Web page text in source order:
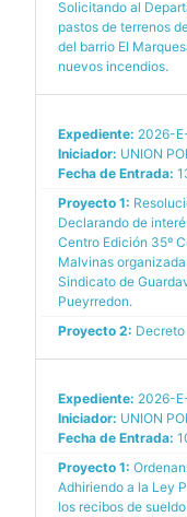
Solicitando al
pastos de terrenos
del barrio El
nuevos incendios.
Expediente: 2026-
Iniciador: UNION
Fecha de Entrada:
Proyecto 1:
Declarando de
Centro Edición 35º
Malvinas
Sindicato de
Pueyrredon.
Proyecto 2: Decreto
Expediente: 2026-
Iniciador: UNION
Fecha de Entrada:
Proyecto 1:
Adhiriendo a la Ley
los recibos de